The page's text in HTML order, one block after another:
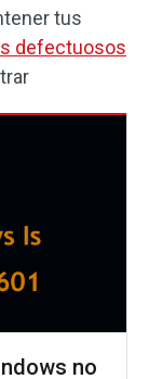
tus
defectuosos
no